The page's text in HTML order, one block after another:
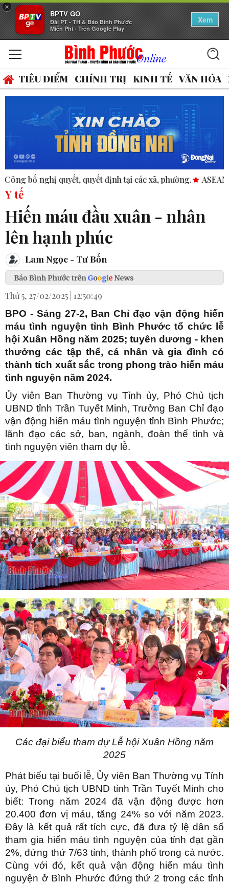
×
BPTV GO
Đài PT - TH & Báo Bình Phước
Miễn Phí - Trên Google Play
Xem
TIÊU ĐIỂM CHÍNH TRỊ KINH TẾ VĂN HÓA
tại các xã, phường. ASEAN thúc đẩy bình đẳng giới
Y tế
Hiến máu đầu xuân - nhân
lên hạnh phúc
Lam Ngọc - Tư Bốn
Thứ 5, 27/02/2025 | 12:50:49
BPO - Sáng 27-2, Ban Chỉ đạo vận động hiến
máu tình nguyện tỉnh Bình Phước tổ chức lễ
hội Xuân Hồng năm 2025; tuyên dương - khen
thưởng các tập thể, cá nhân và gia đình có
thành tích xuất sắc trong phong trào hiến máu
tình nguyện năm 2024.
Ủy viên Ban Thường vụ Tỉnh ủy, Phó Chủ tịch
UBND tỉnh Trần Tuyết Minh, Trưởng Ban Chỉ đạo
vận động hiến máu tình nguyện tỉnh Bình Phước;
lãnh đạo các sở, ban, ngành, đoàn thể tỉnh và
tình nguyện viên tham dự lễ.
Các đại biểu tham dự Lễ hội Xuân Hồng năm
2025
Phát biểu tại buổi lễ, Ủy viên Ban Thường vụ Tỉnh
ủy, Phó Chủ tịch UBND tỉnh Trần Tuyết Minh cho
biết: Trong năm 2024 đã vận động được hơn
20.400 đơn vị máu, tăng 24% so với năm 2023.
Đây là kết quả rất tích cực, đã đưa tỷ lệ dân số
tham gia hiến máu tình nguyện của tỉnh đạt gần
2%, đứng thứ 7/63 tỉnh, thành phố trong cả nước.
Cùng với đó, kết quả vận động hiến máu tình
nguyện ở Bình Phước đứng thứ 2 trong các tỉnh